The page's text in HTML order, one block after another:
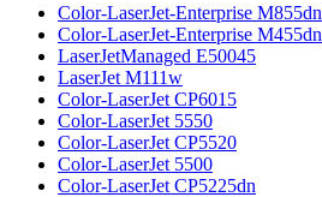
Color-LaserJet-Enterprise M855dn
Color-LaserJet-Enterprise M455dn
LaserJetManaged E50045
LaserJet M111w
Color-LaserJet CP6015
Color-LaserJet 5550
Color-LaserJet CP5520
Color-LaserJet 5500
Color-LaserJet CP5225dn